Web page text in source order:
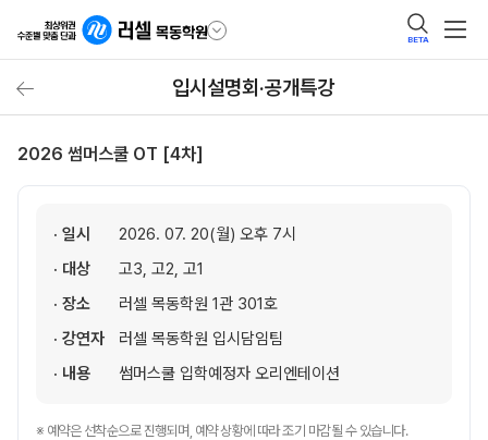
BETA
입시설명회·공개특강
2026 썸머스쿨 OT [4차]
· 일시
2026. 07. 20(월) 오후 7시
· 대상
고3, 고2, 고1
· 장소
러셀 목동학원 1관 301호
· 강연자
러셀 목동학원 입시담임팀
· 내용
썸머스쿨 입학예정자 오리엔테이션
※ 예약은 선착순으로 진행되며, 예약 상황에 따라 조기 마감될 수 있습니다.